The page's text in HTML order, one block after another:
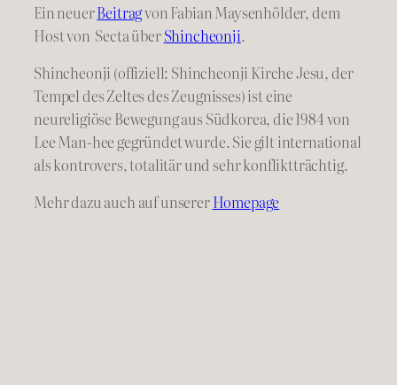
Ein neuerBeitragvon Fabian Maysenhölder, dem
Host von Secta überShincheonji.
Shincheonji (offiziell: Shincheonji Kirche Jesu, der
Tempel des Zeltes des Zeugnisses) ist eine
neureligiöse Bewegung aus Südkorea, die 1984 von
Lee Man-hee gegründet wurde. Sie gilt international
als kontrovers, totalitär und sehr konfliktträchtig.
Mehr dazu auch auf unsererHomepage